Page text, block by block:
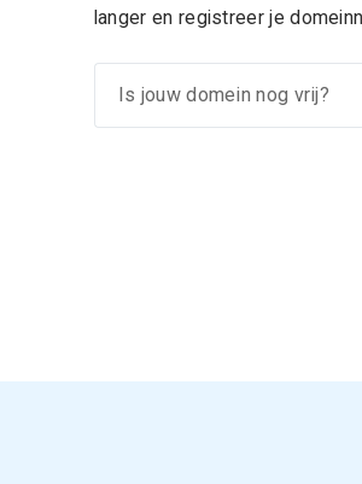
langer en registreer je